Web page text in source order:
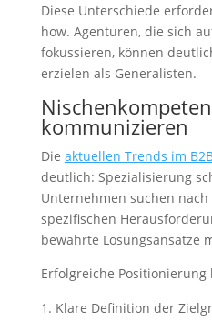
Diese Unterschiede
how. Agenturen, die sich
fokussieren, können
erzielen als Generalisten.
kommunizieren
Die aktuellen Trends im
deutlich: Spezialisierung
Unternehmen suchen
spezifischen
bewährte Lösungsansätze
Erfolgreiche Positionierung
Klare Definition der